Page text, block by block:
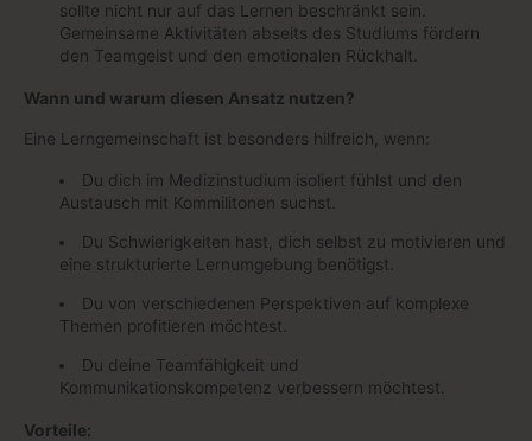
sollte nicht nur auf das Lernen beschränkt sein.
Gemeinsame Aktivitäten abseits des Studiums fördern
den Teamgeist und den emotionalen Rückhalt.
Wann und warum diesen Ansatz nutzen?
Eine Lerngemeinschaft ist besonders hilfreich, wenn:
Du dich im Medizinstudium isoliert fühlst und den
Austausch mit Kommilitonen suchst.
Du Schwierigkeiten hast, dich selbst zu motivieren und
eine strukturierte Lernumgebung benötigst.
Du von verschiedenen Perspektiven auf komplexe
Themen profitieren möchtest.
Du deine Teamfähigkeit und
Kommunikationskompetenz verbessern möchtest.
Vorteile: